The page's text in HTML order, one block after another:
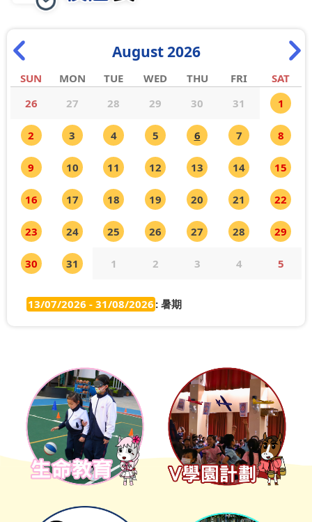
August 2026
SUN MON TUE WED THU FRI
SAT
26
27 28 29 30 31 1
2 3 4 5 6 7 8
9 10 11 12 13 14 15
16 17 18 19 20 21 22
23 24 25 26 27 28 29
30 31 1 2 3 4 5
13/07/2026 - 31/08/2026 : 暑期